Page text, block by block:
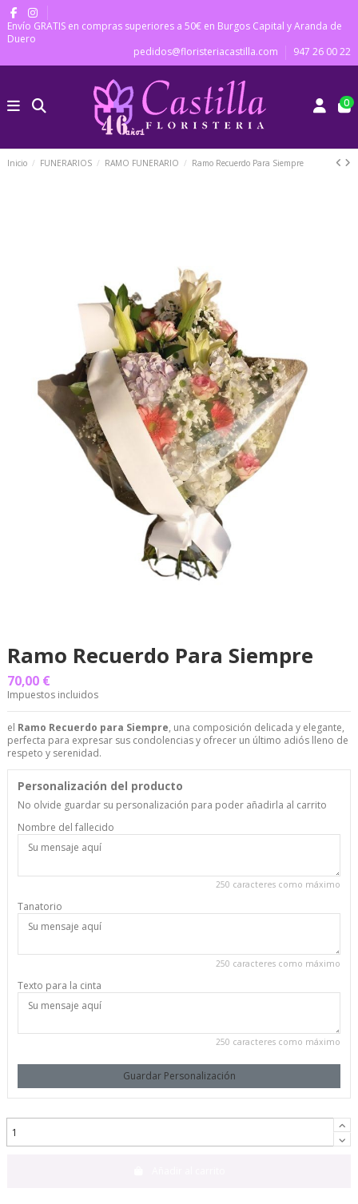
Envío GRATIS en compras superiores a 50€ en Burgos Capital y Aranda de
Duero
pedidos@floristeriacastilla.com
947 26 00 22
0
Inicio FUNERARIOS RAMO FUNERARIO Ramo Recuerdo Para Siempre
Ramo Recuerdo Para Siempre
70,00 €
Impuestos incluidos
el Ramo Recuerdo para Siempre, una composición delicada y elegante,
perfecta para expresar sus condolencias y ofrecer un último adiós lleno de
respeto y serenidad.
Personalización del producto
No olvide guardar su personalización para poder añadirla al carrito
Nombre del fallecido
250 caracteres como máximo
Tanatorio
250 caracteres como máximo
Texto para la cinta
250 caracteres como máximo
Guardar Personalización